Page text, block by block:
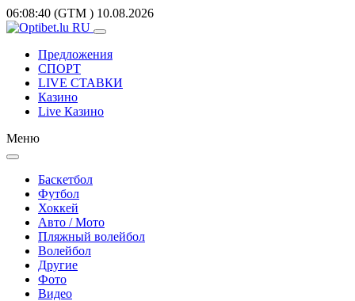
06:08:40 (GTM ) 10.08.2026
Предложения
СПОРТ
LIVE СТАВКИ
Казино
Live Казино
Меню
Баскетбол
Футбол
Хоккей
Авто / Мото
Пляжный волейбол
Волейбол
Другие
Фото
Видео